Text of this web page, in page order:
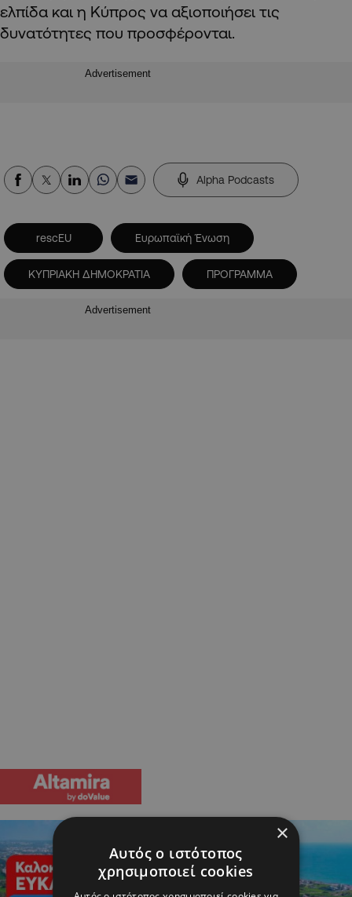
ελπίδα και η Κύπρος να αξιοποιήσει τις
δυνατότητες που προσφέρονται.
Advertisement
Alpha Podcasts
rescEU Ευρωπαϊκή Ένωση
ΚΥΠΡΙΑΚΗ ΔΗΜΟΚΡΑΤΙΑ ΠΡΟΓΡΑΜΜΑ
Advertisement
×
Αυτός ο ιστότοπος
χρησιμοποιεί cookies